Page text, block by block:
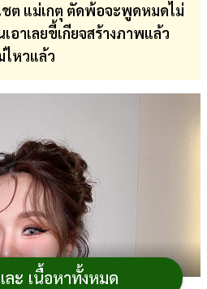
แม่เกตุ ตัดพ้อจะพูดหมดไม่
อาเลยขี้เกียจสร้างภาพแล้ว
ไหวแล้ว
ะ เนื้อหาทั้งหมด